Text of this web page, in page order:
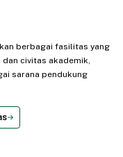
berbagai fasilitas yang
civitas akademik,
sarana pendukung